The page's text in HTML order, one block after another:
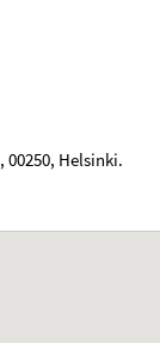
, 00250, Helsinki.